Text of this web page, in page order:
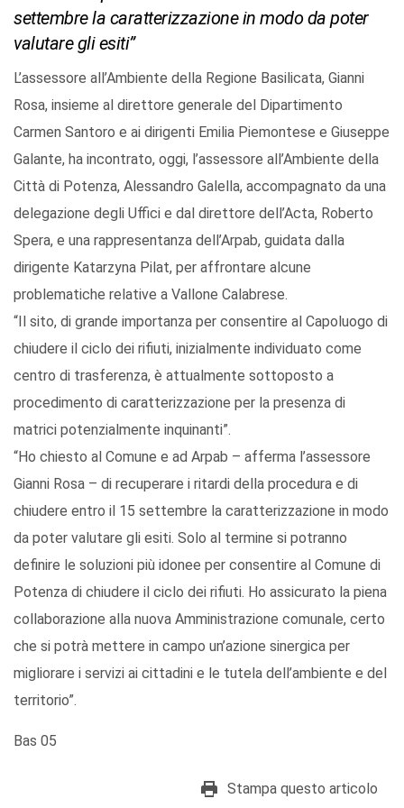
settembre la caratterizzazione in modo da poter
valutare gli esiti”
L’assessore all’Ambiente della Regione Basilicata, Gianni
Rosa, insieme al direttore generale del Dipartimento
Carmen Santoro e ai dirigenti Emilia Piemontese e Giuseppe
Galante, ha incontrato, oggi, l’assessore all’Ambiente della
Città di Potenza, Alessandro Galella, accompagnato da una
delegazione degli Uffici e dal direttore dell’Acta, Roberto
Spera, e una rappresentanza dell’Arpab, guidata dalla
dirigente Katarzyna Pilat, per affrontare alcune
problematiche relative a Vallone Calabrese.
“Il sito, di grande importanza per consentire al Capoluogo di
chiudere il ciclo dei rifiuti, inizialmente individuato come
centro di trasferenza, è attualmente sottoposto a
procedimento di caratterizzazione per la presenza di
matrici potenzialmente inquinanti”.
“Ho chiesto al Comune e ad Arpab – afferma l’assessore
Gianni Rosa – di recuperare i ritardi della procedura e di
chiudere entro il 15 settembre la caratterizzazione in modo
da poter valutare gli esiti. Solo al termine si potranno
definire le soluzioni più idonee per consentire al Comune di
Potenza di chiudere il ciclo dei rifiuti. Ho assicurato la piena
collaborazione alla nuova Amministrazione comunale, certo
che si potrà mettere in campo un’azione sinergica per
migliorare i servizi ai cittadini e le tutela dell’ambiente e del
territorio”.
Bas 05
Stampa questo articolo